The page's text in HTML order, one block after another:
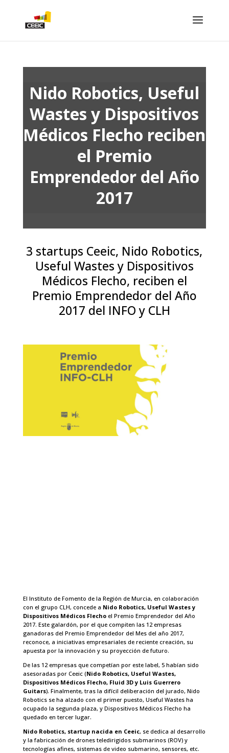
Nido Robotics, Useful
Wastes y Dispositivos
Médicos Flecho reciben
el Premio
Emprendedor del Año
2017
3 startups Ceeic, Nido Robotics,
Useful Wastes y Dispositivos
Médicos Flecho, reciben el
Premio Emprendedor del Año
2017 del INFO y CLH
El Instituto de Fomento de la Región de Murcia, en colaboración
con el grupo CLH, concede a Nido Robotics, Useful Wastes y
Dispositivos Médicos Flecho el Premio Emprendedor del Año
2017. Este galardón, por el que compiten las 12 empresas
ganadoras del Premio Emprendedor del Mes del año 2017,
reconoce, a iniciativas empresariales de reciente creación, su
apuesta por la innovación y su proyección de futuro.
De las 12 empresas que competían por este label, 5 habían sido
asesoradas por Ceeic (Nido Robotics, Useful Wastes,
Dispositivos Médicos Flecho, Fluid 3D y Luis Guerrero
Guitars). Finalmente, tras la difícil deliberación del jurado, Nido
Robotics se ha alzado con el primer puesto, Useful Wastes ha
ocupado la segunda plaza, y Dispositivos Médicos Flecho ha
quedado en tercer lugar.
Nido Robotics, startup nacida en Ceeic, se dedica al desarrollo
y la fabricación de drones teledirigidos submarinos (ROV) y
tecnologías afines, sistemas de video submarino, sensores, etc.